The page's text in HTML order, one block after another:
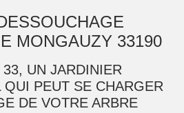
MONGAUZY 33190
UN JARDINIER
PEUT SE CHARGER
DE VOTRE ARBRE